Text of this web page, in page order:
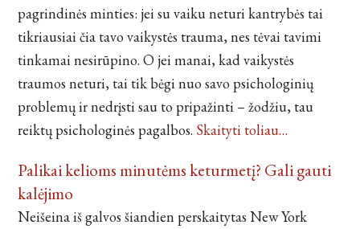
pagrindinės minties: jei su vaiku neturi kantrybės tai
tikriausiai čia tavo vaikystės trauma, nes tėvai tavimi
tinkamai nesirūpino. O jei manai, kad vaikystės
traumos neturi, tai tik bėgi nuo savo psichologinių
problemų ir nedrįsti sau to pripažinti – žodžiu, tau
reiktų psichologinės pagalbos. Skaityti toliau…
Palikai kelioms minutėms keturmetį? Gali gauti
kalėjimo
Neišeina iš galvos šiandien perskaitytas New York